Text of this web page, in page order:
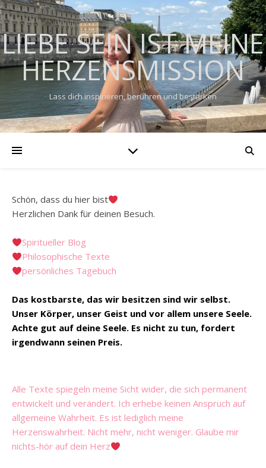
LIEBE SEIN IST MEINE
HERZENSMISSION
Lass dich inspirieren, berühren und bestärken
Schön, dass du hier bist
Herzlichen Dank für deinen Besuch.
Spiritueller Blog
Philosophische Texte
persönliches Tagebuch
Das kostbarste, das wir besitzen sind wir selbst.
Unser Körper, unser Geist und vor allem unsere Seele.
Achte gut auf deine Seele. Es nicht zu tun, fordert
irgendwann seinen Preis.
Alle Texte spiegeln meine Sicht wider, die sich permanent
entwickelt und verändert. Ich erhebe keinen Anspruch auf
allgemeine Wahrheit. Es ist lediglich meine
Herzenswahrheit. Nicht mehr, nicht weniger. Glaube mir
nichts-hör auf dein Herz